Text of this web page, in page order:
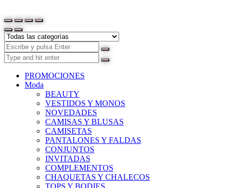
PROMOCIONES
Moda
BEAUTY
VESTIDOS Y MONOS
NOVEDADES
CAMISAS Y BLUSAS
CAMISETAS
PANTALONES Y FALDAS
CONJUNTOS
INVITADAS
COMPLEMENTOS
CHAQUETAS Y CHALECOS
TOPS Y BODIES